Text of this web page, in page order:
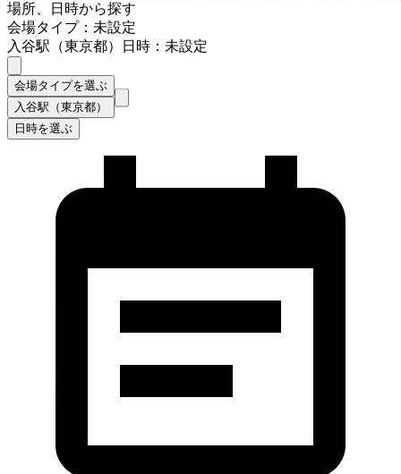
場所、日時から探す
会場タイプ：未設定
入谷駅（東京都）
日時：未設定
会場タイプを選ぶ
入谷駅（東京都）
日時を選ぶ